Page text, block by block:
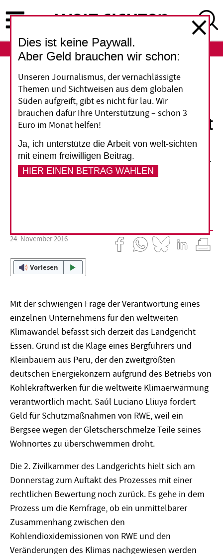
zum
Inhalt
ABO
CO2-Emissionen
RWE wegen
Klimawandels vor Gericht
Kann RWE für den Klimawandel zur
Verantwortung gezogen werden? Ein Kleinbauer
aus Peru gibt dem Energiekonzern die Schuld
24. November 2016
Vorlesen
Mit der schwierigen Frage der Verantwortung eines
einzelnen Unternehmens für den weltweiten
Klimawandel befasst sich derzeit das Landgericht
Essen. Grund ist die Klage eines Bergführers und
Kleinbauern aus Peru, der den zweitgrößten
deutschen Energiekonzern aufgrund des Betriebs von
Kohlekraftwerken für die weltweite Klimaerwärmung
verantwortlich macht. Saúl Luciano Lliuya fordert
Geld für Schutzmaßnahmen von RWE, weil ein
Bergsee wegen der Gletscherschmelze Teile seines
Wohnortes zu überschwemmen droht.
Die 2. Zivilkammer des Landgerichts hielt sich am
Donnerstag zum Auftakt des Prozesses mit einer
rechtlichen Bewertung noch zurück. Es gehe in dem
Prozess um die Kernfrage, ob ein unmittelbarer
Zusammenhang zwischen den
Kohlendioxidemissionen von RWE und den
Veränderungen des Klimas nachgewiesen werden
Dies ist keine Paywall.
Aber Geld brauchen wir schon:
Unseren Journalismus, der vernachlässigte
Themen und Sichtweisen aus dem globalen
Süden aufgreift, gibt es nicht für lau. Wir
brauchen dafür Ihre Unterstützung – schon 3
Euro im Monat helfen!
Ja, ich unterstütze die Arbeit von welt-sichten
mit einem freiwilligen Beitrag.
HIER EINEN BETRAG WÄHLEN